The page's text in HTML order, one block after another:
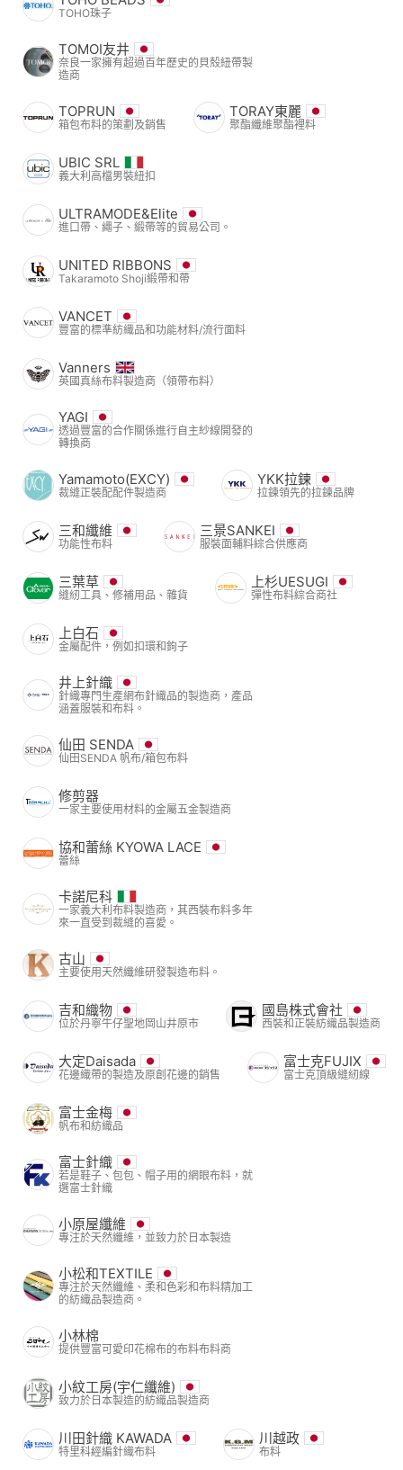
TOHO珠子
TOMOI友井
奈良一家擁有超過百年歷史的貝殼紐帶製
造商
TOPRUN
箱包布料的策劃及銷售
TORAY東麗
聚酯纖維聚酯裡料
UBIC SRL
義大利高檔男裝紐扣
ULTRAMODE&Elite
進口帶、繩子、緞帶等的貿易公司。
UNITED RIBBONS
Takaramoto Shoji緞帶和帶
VANCET
豐富的標準紡織品和功能材料/流行面料
Vanners
英國真絲布料製造商（領帶布料）
YAGI
透過豐富的合作關係進行自主紗線開發的
轉換商
Yamamoto(EXCY)
裁縫正裝配配件製造商
YKK拉鍊
拉鍊領先的拉鍊品牌
三和纖維
功能性布料
三景SANKEI
服裝面輔料綜合供應商
三葉草
縫紉工具、修補用品、雜貨
上杉UESUGI
彈性布料綜合商社
上白石
金屬配件，例如扣環和鉤子
井上針織
針織專門生產網布針織品的製造商，產品
涵蓋服裝和布料。
仙田 SENDA
仙田SENDA 帆布/箱包布料
修剪器
一家主要使用材料的金屬五金製造商
協和蕾絲 KYOWA LACE
蕾絲
卡諾尼科
一家義大利布料製造商，其西裝布料多年
來一直受到裁縫的喜愛。
古山
主要使用天然纖維研發製造布料。
吉和織物
位於丹寧牛仔聖地岡山井原市
國島株式會社
西裝和正裝紡織品製造商
大定Daisada
花邊織帶的製造及原創花邊的銷售
富士克FUJIX
富士克頂級縫紉線
富士金梅
帆布和紡織品
富士針織
若是鞋子、包包、帽子用的網眼布料，就
選富士針織
小原屋纖維
專注於天然纖維，並致力於日本製造
小松和TEXTILE
專注於天然纖維、柔和色彩和布料精加工
的紡織品製造商。
小林棉
提供豐富可愛印花棉布的布料布料商
小紋工房(宇仁纖維)
致力於日本製造的紡織品製造商
川田針織 KAWADA
特里科經編針織布料
川越政
布料